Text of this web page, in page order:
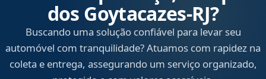
dos Goytacazes‑RJ?
Buscando uma solução confiável para levar seu
automóvel com tranquilidade? Atuamos com rapidez na
coleta e entrega, assegurando um serviço organizado,